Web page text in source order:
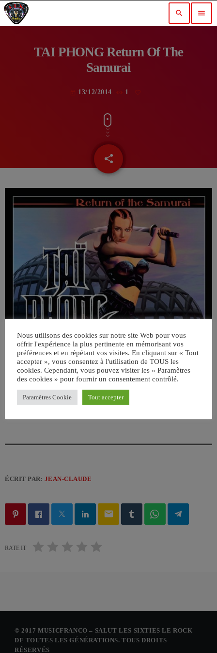
search menu
TAI PHONG Return Of The
Samurai
13/12/2014 1
share
email
ÉCRIT PAR: JEAN-CLAUDE
email
RATE IT
© 2017 MUSICFRANCO – SALUT LES SIXTIES LE ROCK
DE TOUTES LES GÉNÉRATIONS. TOUS DROITS
RÉSERVÉS
Nous utilisons des cookies sur notre site Web pour vous
offrir l'expérience la plus pertinente en mémorisant vos
préférences et en répétant vos visites. En cliquant sur « Tout
accepter », vous consentez à l'utilisation de TOUS les
cookies. Cependant, vous pouvez visiter les « Paramètres
des cookies » pour fournir un consentement contrôlé.
Paramètres Cookie Tout accepter